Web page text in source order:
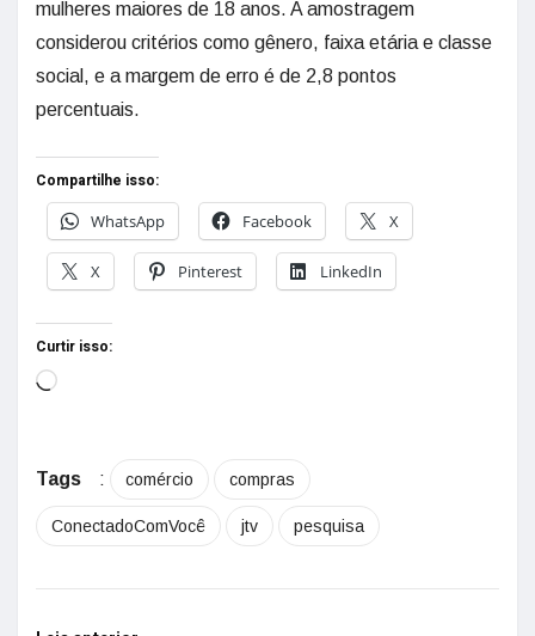
mulheres maiores de 18 anos. A amostragem
considerou critérios como gênero, faixa etária e classe
social, e a margem de erro é de 2,8 pontos
percentuais.
Compartilhe isso:
WhatsApp
Facebook X
X Pinterest LinkedIn
Curtir isso:
Tags : comércio compras
ConectadoComVocê jtv pesquisa